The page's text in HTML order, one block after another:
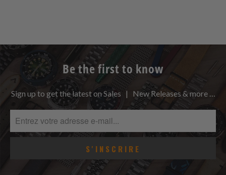
Be the first to know
Sign up to get the latest on Sales | New Releases & more …